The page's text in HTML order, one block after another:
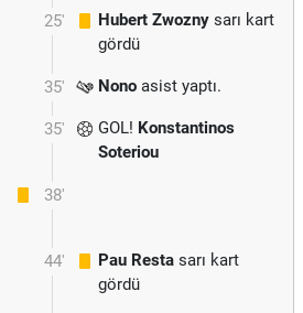
25' Hubert Zwozny sarı kart
gördü
35' Nono asist yaptı.
35' GOL! Konstantinos
Soteriou
38'
44' Pau Resta sarı kart
gördü